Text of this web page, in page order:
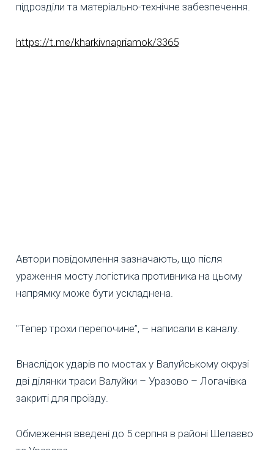
підрозділи та матеріально-технічне забезпечення.
https://t.me/kharkivnapriamok/3365
Автори повідомлення зазначають, що після
ураження мосту логістика противника на цьому
напрямку може бути ускладнена.
"Тепер трохи перепочине”, – написали в каналу.
Внаслідок ударів по мостах у Валуйському окрузі
дві ділянки траси Валуйки – Уразово – Логачівка
закриті для проїзду.
Обмеження введені до 5 серпня в районі Шелаєво